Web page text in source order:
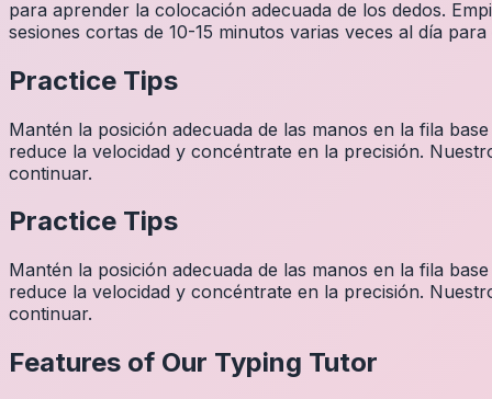
para aprender la colocación adecuada de los dedos.
sesiones cortas de 10-15 minutos varias veces al día
Practice Tips
Mantén la posición adecuada de las manos en la fila
reduce la velocidad y concéntrate en la precisión.
continuar.
Practice Tips
Mantén la posición adecuada de las manos en la fila
reduce la velocidad y concéntrate en la precisión.
continuar.
Features of Our Typing Tutor